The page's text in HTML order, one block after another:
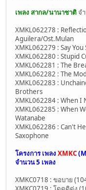
เพลง สากล/นานาชาติ จ
XMKL062278 :
Aguilera/Ost.Mulan
XMKL062279 : Say
XMKL062280 : Stupid
XMKL062281 : The
XMKL062282 : The
XMKL062283 :
Brothers
XMKL062284 : When I
XMKL062285 : When
Watanabe
XMKL062286 : Can't
Saxophone
โครงการ เพลง XMKC
จำนวน5 เพลง
XMKC0718 : ขอบาย